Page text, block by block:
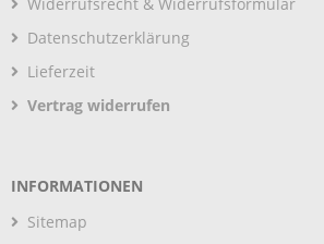
Widerrufsrecht & Widerrufsformular
Datenschutzerklärung
Lieferzeit
Vertrag widerrufen
INFORMATIONEN
Sitemap